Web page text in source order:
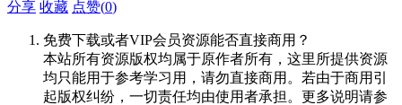
分享 收藏 点赞(0)
免费下载或者VIP会员资源能否直接商用？
本站所有资源版权均属于原作者所有，这里所提供资源
均只能用于参考学习用，请勿直接商用。若由于商用引
起版权纠纷，一切责任均由使用者承担。更多说明请参